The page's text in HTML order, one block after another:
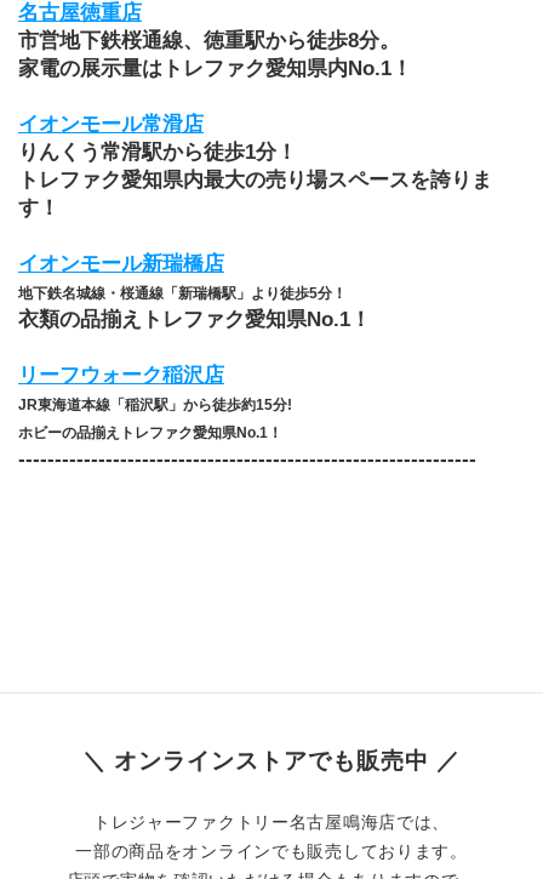
名古屋徳重店
市営地下鉄桜通線、徳重駅から徒歩8分。
家電の展示量はトレファク愛知県内No.1！
イオンモール常滑店
りんくう常滑駅から徒歩1分！
トレファク愛知県内最大の売り場スペースを誇りま
す！
イオンモール新瑞橋店
地下鉄名城線・桜通線「新瑞橋駅」より徒歩5分！
衣類の品揃えトレファク愛知県No.1！
リーフウォーク稲沢店
JR東海道本線「稲沢駅」から徒歩約15分!
ホビーの品揃えトレファク愛知県No.1！
​---------------------------------------------------------------
＼ オンラインストアでも販売中 ／
トレジャーファクトリー名古屋鳴海店では、
一部の商品をオンラインでも販売しております。